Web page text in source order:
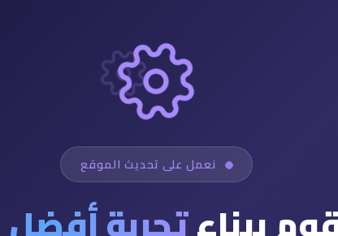
نعمل على تحديث الموقع